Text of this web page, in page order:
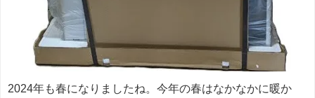
2024年も春になりましたね。今年の春はなかなかに暖か